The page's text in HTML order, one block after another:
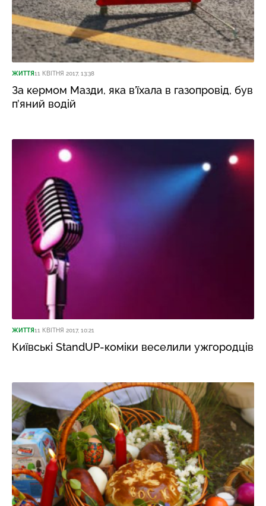
ЖИТТЯ11 КВІТНЯ 2017, 13:38
За кермом Мазди, яка в’їхала в газопровід, був
п’яний водій
ЖИТТЯ11 КВІТНЯ 2017, 10:21
Київські StandUP-коміки веселили ужгородців